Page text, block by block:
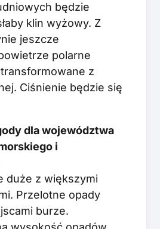
będzie
klin wyżowy. Z
jeszcze
polarne
z
Ciśnienie będzie się
dla województwa
i
duże z większymi
Przelotne opady
burze.